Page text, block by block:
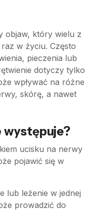
objaw, który wielu z
w życiu. Często
pieczenia lub
dotyczy tylko
wpływać na różne
skórę, a nawet
występuje?
ucisku na nerwy
pojawić się w
lub leżenie w jednej
prowadzić do